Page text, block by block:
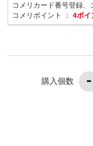
コメリカード番号登録
コメリポイント ： 4ポイ
購入個数